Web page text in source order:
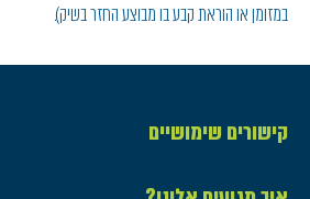
במזומן או הוראת קבע בו מבוצע החזר בשיק).
קישורים שימושיים